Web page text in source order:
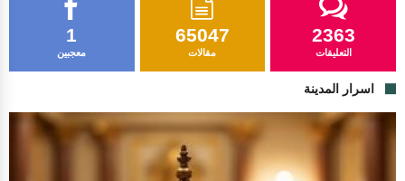
1
معجبين
65047
مقالات
2363
التعليقات
اسرار المدينة